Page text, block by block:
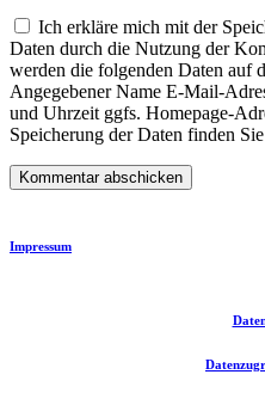
Ich erkläre mich mit der
Daten durch die Nutzung der
werden die folgenden Daten auf
Angegebener Name E-Mail-
und Uhrzeit ggfs. Homepage-
Speicherung der Daten finden
Impressum